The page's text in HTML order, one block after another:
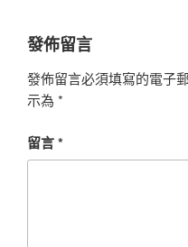
發佈留言
發佈留言必須填寫的電子
示為 *
留言*